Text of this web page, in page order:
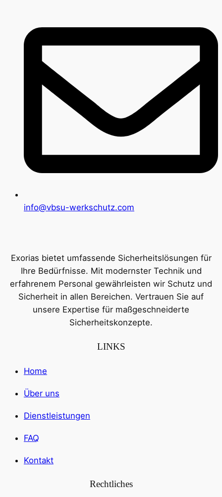
info@vbsu-werkschutz.com
Exorias bietet umfassende Sicherheitslösungen für
Ihre Bedürfnisse. Mit modernster Technik und
erfahrenem Personal gewährleisten wir Schutz und
Sicherheit in allen Bereichen. Vertrauen Sie auf
unsere Expertise für maßgeschneiderte
Sicherheitskonzepte.
LINKS
Home
Über uns
Dienstleistungen
FAQ
Kontakt
Rechtliches